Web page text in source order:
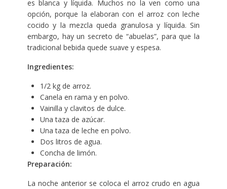
es blanca y líquida. Muchos no la ven como una
opción, porque la elaboran con el arroz con leche
cocido y la mezcla queda granulosa y líquida. Sin
embargo, hay un secreto de “abuelas”, para que la
tradicional bebida quede suave y espesa.
Ingredientes:
1/2 kg de arroz.
Canela en rama y en polvo.
Vainilla y clavitos de dulce.
Una taza de azúcar.
Una taza de leche en polvo.
Dos litros de agua.
Concha de limón.
Preparación:
La noche anterior se coloca el arroz crudo en agua